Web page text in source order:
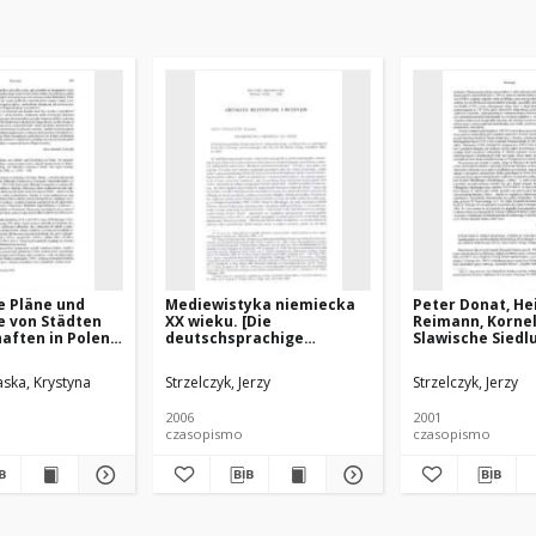
Pläne und
von Städten
in Polen :
plany i
miast i
hrsg.
Wiesbaden
Krystyna
Mediewistyka niemiecka
XX wieku. [Die
deutschsprachige
Jahrhunderthrsg, hrsg von
Peter Moraw, Rudolf
Strzelczyk, Jerzy
2006
czasopismo
Peter Donat,
Reimann,
Slawische
nordwestlichen
Mecklenburg,
Strzelczyk, Jerzy
2001
czasopismo